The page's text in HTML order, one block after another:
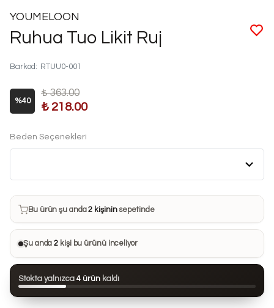
YOUMELOON
Ruhua Tuo Likit Ruj
Barkod : RTUU0-001
%40
₺ 363.00
₺ 218.00
Beden Seçenekleri
Bu ürün son 7 günde11 kezsatın alındı
Bu ürün şu anda2 kişininsepetinde
Bu ürünü 28 kişi favorilerine ekledi
Bu ürün son 24 saatte89 kezgörüntülendi
Şu anda2 kişi bu ürünü inceliyor
Stokta yalnızca 4 ürün kaldı